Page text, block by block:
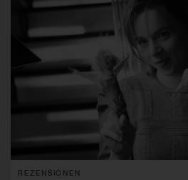
REZENSIONEN